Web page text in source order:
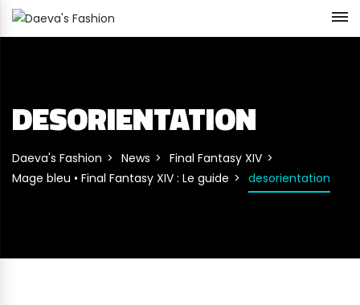
DESORIENTATION
Daeva's Fashion News
Final Fantasy XIV
Mage bleu • Final Fantasy XIV : Le guide
desorientation